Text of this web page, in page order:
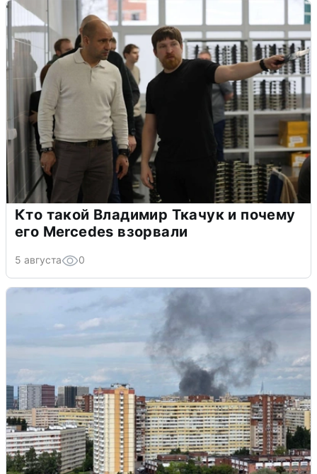
Кто такой Владимир Ткачук и почему
его Mercedes взорвали
5 августа 0